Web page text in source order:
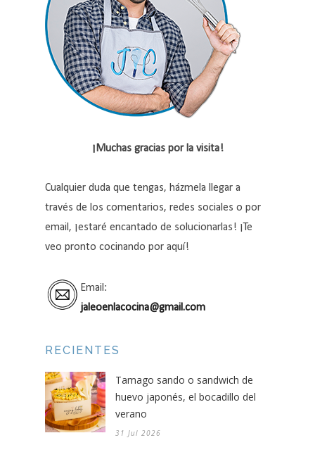
¡Muchas gracias por la visita!
Cualquier duda que tengas, házmela llegar a
través de los comentarios, redes sociales o por
email, ¡estaré encantado de solucionarlas! ¡Te
veo pronto cocinando por aquí!
Email:
jaleoenlacocina@gmail.com
RECIENTES
Tamago sando o sandwich de
huevo japonés, el bocadillo del
verano
31 Jul 2026